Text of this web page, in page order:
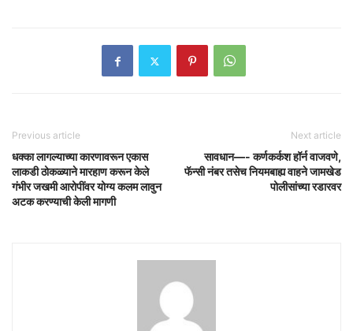
Previous article
धक्का लागल्याच्या कारणावरून एकास
लाकडी ठोकळ्याने मारहाण करून केले
गंभीर जखमी आरोपींवर योग्य कलम लावुन
अटक करण्याची केली मागणी
Next article
सावधान—- कर्णकर्कश हॉर्न वाजवणे,
फॅन्सी नंबर तसेच नियमबाह्य वाहने जामखेड
पोलीसांच्या रडारवर